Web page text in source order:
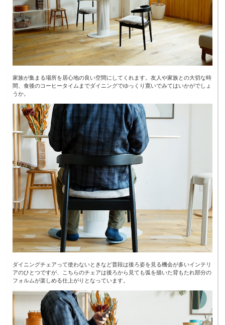
家族が集まる場所を居心地の良い空間にしてくれます。友人や家族との大切な時
間、食後のコーヒータイムまでダイニングでゆっくり寛いでみてはいかがでしょ
うか。
ダイニングチェアって使わないときなど普段は後ろ姿を見る機会が多いインテリ
アのひとつですが、こちらのチェアは後ろから見ても弧を描いた背もたれ部分の
フォルムが楽しめる仕上がりとなっています。